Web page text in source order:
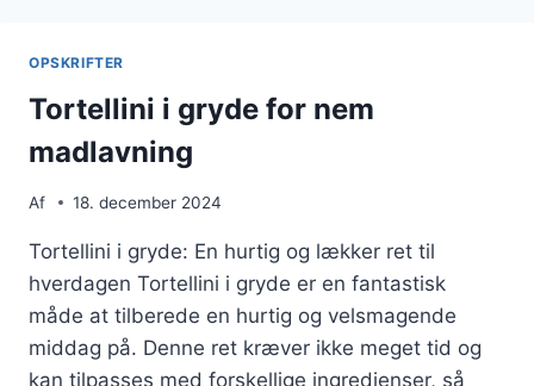
OPSKRIFTER
Tortellini i gryde for nem
madlavning
Af 18. december 2024
Tortellini i gryde: En hurtig og lækker ret til
hverdagen Tortellini i gryde er en fantastisk
måde at tilberede en hurtig og velsmagende
middag på. Denne ret kræver ikke meget tid og
kan tilpasses med forskellige ingredienser, så